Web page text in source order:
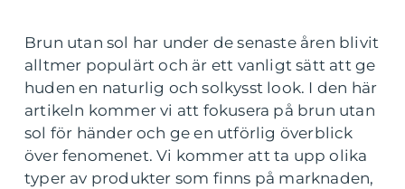
Brun utan sol har under de senaste åren blivit
alltmer populärt och är ett vanligt sätt att ge
huden en naturlig och solkysst look. I den här
artikeln kommer vi att fokusera på brun utan
sol för händer och ge en utförlig överblick
över fenomenet. Vi kommer att ta upp olika
typer av produkter som finns på marknaden,